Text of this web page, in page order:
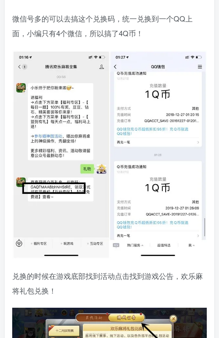
微信号多的可以去搞这个兑换码，统一兑换到一个QQ上
面，小编只有4个微信，所以搞了4Q币！
兑换的时候在游戏底部找到活动点击找到游戏公告，欢乐麻
将礼包兑换！